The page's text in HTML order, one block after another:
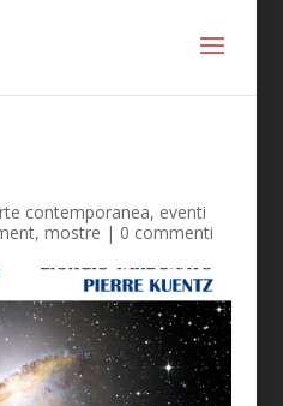
contemporanea, eventi
, mostre | 0 commenti